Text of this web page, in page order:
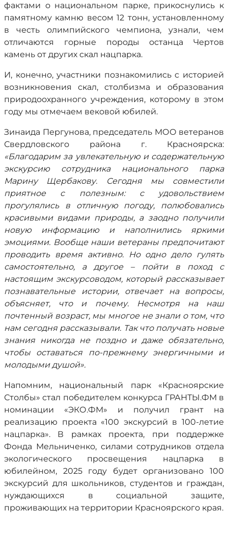
фактами о национальном парке, прикоснулись к
памятному камню весом 12 тонн, установленному
в честь олимпийского чемпиона, узнали, чем
отличаются горные породы останца Чертов
камень от других скал нацпарка.
И, конечно, участники познакомились с историей
возникновения скал, столбизма и образования
природоохранного учреждения, которому в этом
году мы отмечаем вековой юбилей.
Зинаида Пергунова, председатель МОО ветеранов
Свердловского района г. Красноярска:
«Благодарим за увлекательную и содержательную
экскурсию сотрудника национального парка
Марину Щербакову. Сегодня мы совместили
приятное с полезным: с удовольствием
прогулялись в отличную погоду, полюбовались
красивыми видами природы, а заодно получили
новую информацию и наполнились яркими
эмоциями. Вообще наши ветераны предпочитают
проводить время активно. Но одно дело гулять
самостоятельно, а другое – пойти в поход с
настоящим экскурсоводом, который рассказывает
познавательные истории, отвечает на вопросы,
объясняет, что и почему. Несмотря на наш
почтенный возраст, мы многое не знали о том, что
нам сегодня рассказывали. Так что получать новые
знания никогда не поздно и даже обязательно,
чтобы оставаться по-прежнему энергичными и
молодыми душой».
Напомним, национальный парк «Красноярские
Столбы» стал победителем конкурса ГРАНТЫ.ФМ в
номинации «ЭКО.ФМ» и получил грант на
реализацию проекта «100 экскурсий в 100-летие
нацпарка». В рамках проекта, при поддержке
Фонда Мельниченко, силами сотрудников отдела
экологического просвещения нацпарка в
юбилейном, 2025 году будет организовано 100
экскурсий для школьников, студентов и граждан,
нуждающихся в социальной защите,
проживающих на территории Красноярского края.